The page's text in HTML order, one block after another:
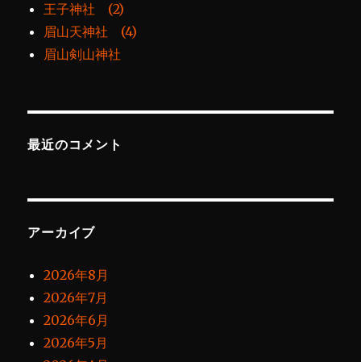
王子神社 (2)
眉山天神社 (4)
眉山剣山神社
最近のコメント
アーカイブ
2026年8月
2026年7月
2026年6月
2026年5月